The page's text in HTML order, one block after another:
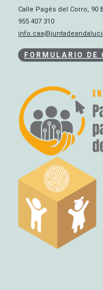
Calle Pagés del Corro, 90
955 407 310
FORMULARIO DE